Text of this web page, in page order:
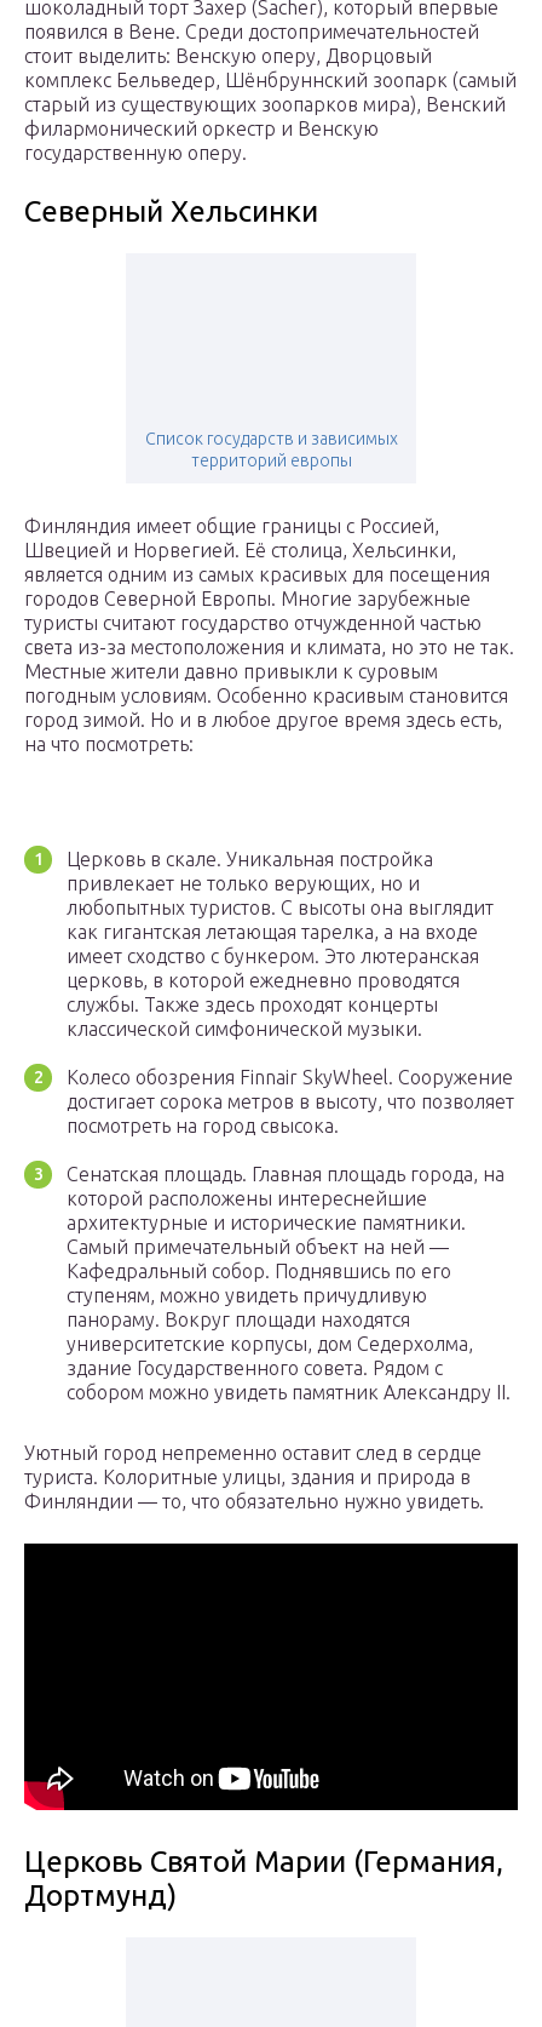
шоколадный торт Захер (Sacher), который впервые
появился в Вене. Среди достопримечательностей
стоит выделить: Венскую оперу, Дворцовый
комплекс Бельведер, Шёнбруннский зоопарк (самый
старый из существующих зоопарков мира), Венский
филармонический оркестр и Венскую
государственную оперу.
Северный Хельсинки
Список государств и зависимых
территорий европы
Финляндия имеет общие границы с Россией,
Швецией и Норвегией. Её столица, Хельсинки,
является одним из самых красивых для посещения
городов Северной Европы. Многие зарубежные
туристы считают государство отчужденной частью
света из-за местоположения и климата, но это не так.
Местные жители давно привыкли к суровым
погодным условиям. Особенно красивым становится
город зимой. Но и в любое другое время здесь есть,
на что посмотреть:
Церковь в скале. Уникальная постройка
привлекает не только верующих, но и
любопытных туристов. С высоты она выглядит
как гигантская летающая тарелка, а на входе
имеет сходство с бункером. Это лютеранская
церковь, в которой ежедневно проводятся
службы. Также здесь проходят концерты
классической симфонической музыки.
Колесо обозрения Finnair SkyWheel. Сооружение
достигает сорока метров в высоту, что позволяет
посмотреть на город свысока.
Сенатская площадь. Главная площадь города, на
которой расположены интереснейшие
архитектурные и исторические памятники.
Самый примечательный объект на ней —
Кафедральный собор. Поднявшись по его
ступеням, можно увидеть причудливую
панораму. Вокруг площади находятся
университетские корпусы, дом Седерхолма,
здание Государственного совета. Рядом с
собором можно увидеть памятник Александру II.
Уютный город непременно оставит след в сердце
туриста. Колоритные улицы, здания и природа в
Финляндии — то, что обязательно нужно увидеть.
Церковь Святой Марии (Германия,
Дортмунд)